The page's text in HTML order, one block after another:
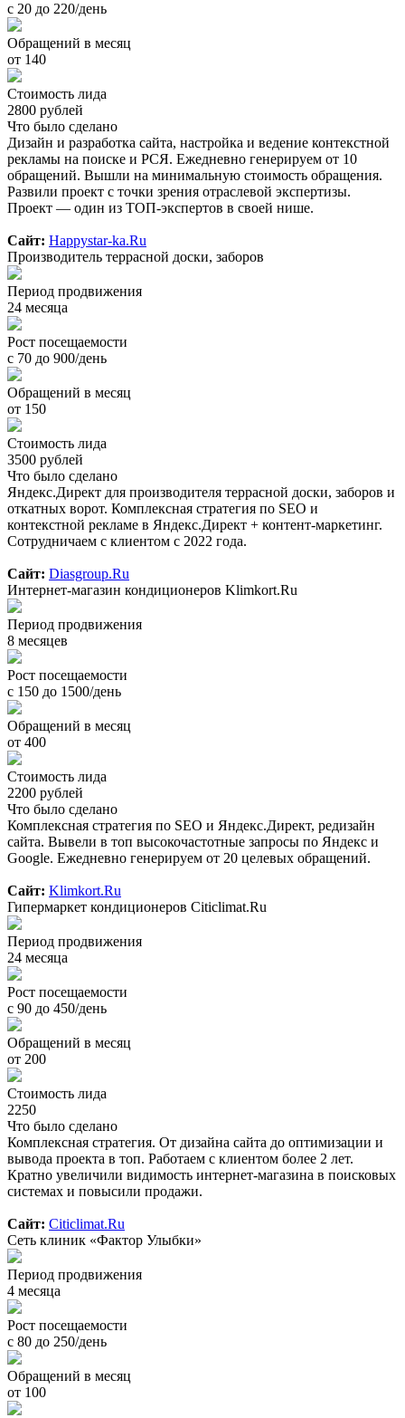
с 20 до 220/день
Обращений в месяц
от 140
Стоимость лида
2800 рублей
Что было сделано
Дизайн и разработка сайта, настройка и ведение контекстной
рекламы на поиске и РСЯ. Ежедневно генерируем от 10
обращений. Вышли на минимальную стоимость обращения.
Развили проект с точки зрения отраслевой экспертизы.
Проект — один из ТОП-экспертов в своей нише.
Сайт: Happystar-ka.Ru
Производитель террасной доски, заборов
Период продвижения
24 месяца
Рост посещаемости
с 70 до 900/день
Обращений в месяц
от 150
Стоимость лида
3500 рублей
Что было сделано
Яндекс.Директ для производителя террасной доски, заборов и
откатных ворот. Комплексная стратегия по SEO и
контекстной рекламе в Яндекс.Директ + контент-маркетинг.
Сотрудничаем с клиентом с 2022 года.
Сайт: Diasgroup.Ru
Интернет-магазин кондиционеров Klimkort.Ru
Период продвижения
8 месяцев
Рост посещаемости
с 150 до 1500/день
Обращений в месяц
от 400
Стоимость лида
2200 рублей
Что было сделано
Комплексная стратегия по SEO и Яндекс.Директ, редизайн
сайта. Вывели в топ высокочастотные запросы по Яндекс и
Google. Ежедневно генерируем от 20 целевых обращений.
Сайт: Klimkort.Ru
Гипермаркет кондиционеров Citiclimat.Ru
Период продвижения
24 месяца
Рост посещаемости
с 90 до 450/день
Обращений в месяц
от 200
Стоимость лида
2250
Что было сделано
Комплексная стратегия. От дизайна сайта до оптимизации и
вывода проекта в топ. Работаем с клиентом более 2 лет.
Кратно увеличили видимость интернет-магазина в поисковых
системах и повысили продажи.
Сайт: Citiclimat.Ru
Сеть клиник «Фактор Улыбки»
Период продвижения
4 месяца
Рост посещаемости
с 80 до 250/день
Обращений в месяц
от 100